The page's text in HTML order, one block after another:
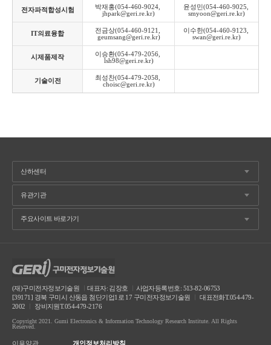
전자파적합성시험
박재홍(054-460-9024,
jhpark@geri.re.kr)
윤성민(054-460-9025,
smyoon@geri.re.kr)
IT의료융합
전금상(054-460-9121,
geumsang@geri.re.kr)
이수한(054-460-9123,
swan@geri.re.kr)
시제품제작
이승환(054-479-2056,
lsh98@geri.re.kr)
기술이전
최성찬(054-479-2058,
choisc@geri.re.kr)
(재)구미전자정보기술원 ㅣ대표자: 김장호
사업자등록번호: 513-82-06753
[39171] 경북 구미시 산동읍 첨단기업1로 17 구미전자정보기술원
대표전화T.054-479-
2002
장비지원T.054-479-2176
Copyright 2021. Gumi Electronics & Information Technology Research Institute. All Rights
Reserved.
이용약관 개인정보처리방침